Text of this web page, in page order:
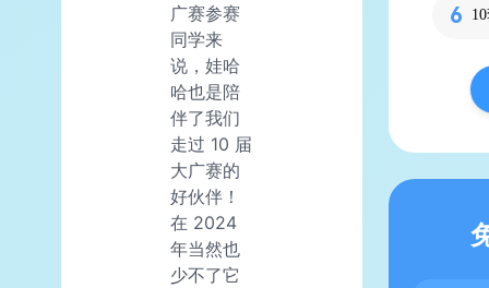
广赛参赛
同学来
说，娃哈
哈也是陪
伴了我们
走过 10 届
大广赛的
好伙伴！
在 2024
年当然也
少不了它